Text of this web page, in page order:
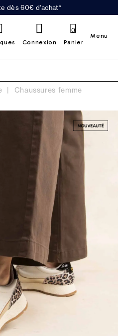
dès 60€ d'achat*
Connexion Panier
0
Menu
Chaussures femme